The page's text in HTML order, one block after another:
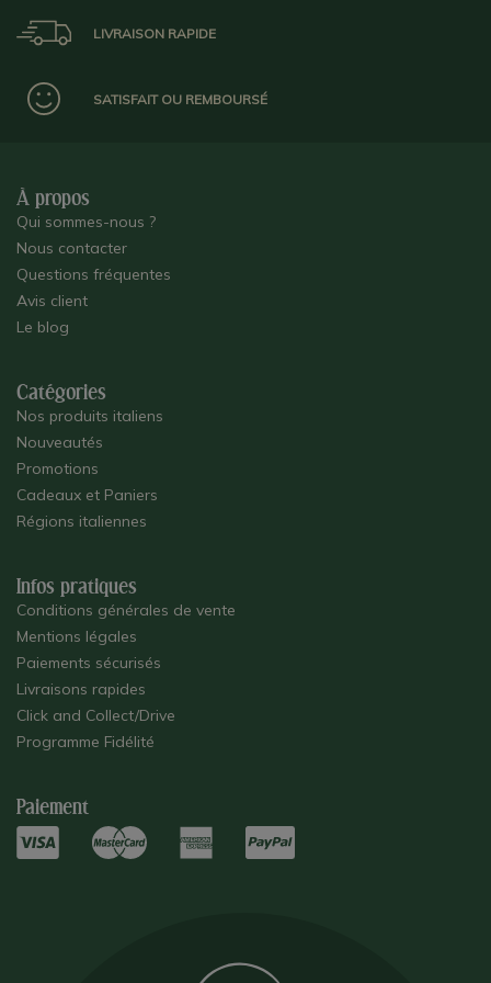
LIVRAISON RAPIDE
SATISFAIT OU REMBOURSÉ
À propos
Qui sommes-nous ?
Nous contacter
Questions fréquentes
Avis client
Le blog
Catégories
Nos produits italiens
Nouveautés
Promotions
Cadeaux et Paniers
Régions italiennes
Infos pratiques
Conditions générales de vente
Mentions légales
Paiements sécurisés
Livraisons rapides
Click and Collect/Drive
Programme Fidélité
Paiement